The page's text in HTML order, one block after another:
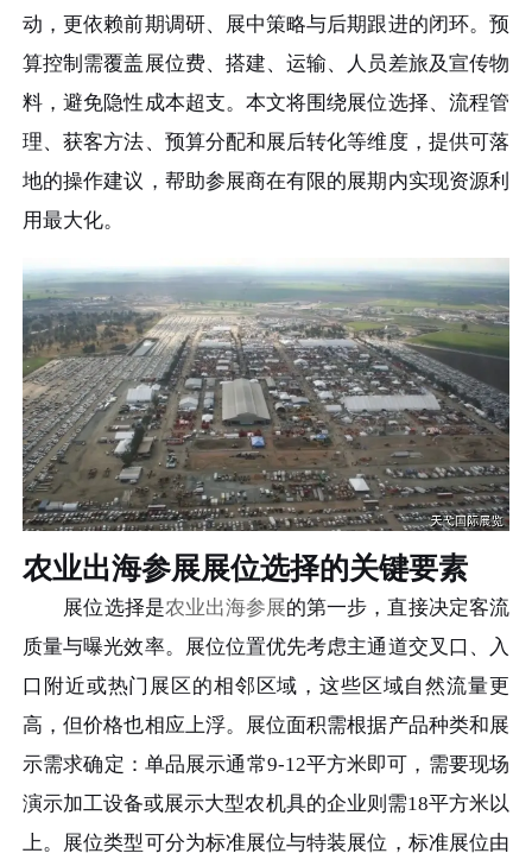
动，更依赖前期调研、展中策略与后期跟进的闭环。预
算控制需覆盖展位费、搭建、运输、人员差旅及宣传物
料，避免隐性成本超支。本文将围绕展位选择、流程管
理、获客方法、预算分配和展后转化等维度，提供可落
地的操作建议，帮助参展商在有限的展期内实现资源利
用最大化。
农业出海参展展位选择的关键要素
展位选择是农业出海参展的第一步，直接决定客流
质量与曝光效率。展位位置优先考虑主通道交叉口、入
口附近或热门展区的相邻区域，这些区域自然流量更
高，但价格也相应上浮。展位面积需根据产品种类和展
示需求确定：单品展示通常9-12平方米即可，需要现场
演示加工设备或展示大型农机具的企业则需18平方米以
上。展位类型可分为标准展位与特装展位，标准展位由